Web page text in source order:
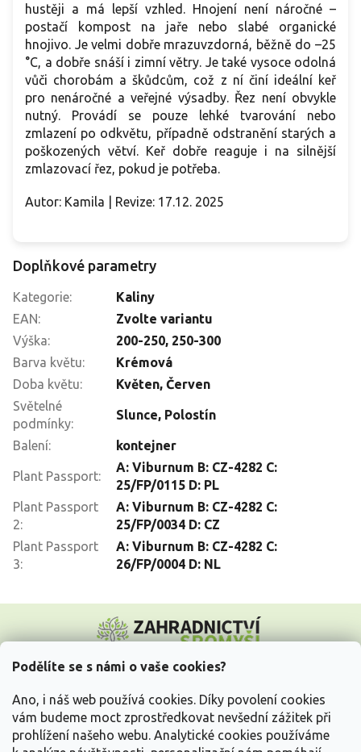
Podělíte se s námi o vaše cookies?
Ano, i náš web používá cookies. Díky povolení cookies
vám budeme moct zprostředkovat nevšední zážitek při
prohlížení našeho webu. Analytické cookies používáme
hustěji a má lepší vzhled. Hnojení není náročné –
postačí kompost na jaře nebo slabé organické
hnojivo. Je velmi dobře mrazuvzdorná, běžně do –25
°C, a dobře snáší i zimní větry. Je také vysoce odolná
vůči chorobám a škůdcům, což z ní činí ideální keř
pro nenáročné a veřejné výsadby. Řez není obvykle
nutný. Provádí se pouze lehké tvarování nebo
zmlazení po odkvětu, případně odstranění starých a
poškozených větví. Keř dobře reaguje i na silnější
zmlazovací řez, pokud je potřeba.
Autor: Kamila | Revize: 17.12. 2025
Doplňkové parametry
Kategorie:
Kaliny
EAN:
Zvolte variantu
Výška: 200-250, 250-300
Barva květu:
Krémová
Doba květu: Květen, Červen
Světelné
podmínky:
Slunce, Polostín
Balení: kontejner
Plant Passport:
A: Viburnum B: CZ-4282 C:
25/FP/0115 D: PL
Plant Passport
2:
A: Viburnum B: CZ-4282 C:
25/FP/0034 D: CZ
Plant Passport
3:
A: Viburnum B: CZ-4282 C:
26/FP/0004 D: NL
p
Vše o nákupu
Informace pro Vás